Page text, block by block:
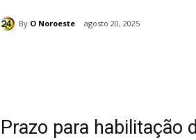
By O Noroeste agosto 20, 2025
Prazo para habilitação